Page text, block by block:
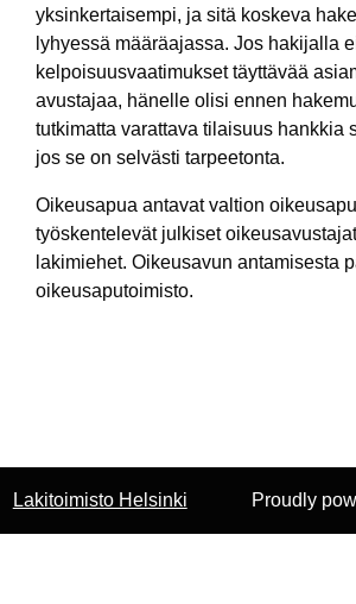
yksinkertaisempi, ja sitä koskeva
lyhyessä määräajassa. Jos hakijalla
kelpoisuusvaatimukset täyttävää
avustajaa, hänelle olisi ennen
tutkimatta varattava tilaisuus hankkia
jos se on selvästi tarpeetonta.
Oikeusapua antavat valtion
työskentelevät julkiset
lakimiehet. Oikeusavun antamisesta
oikeusaputoimisto.
Lakitoimisto Helsinki Proudly